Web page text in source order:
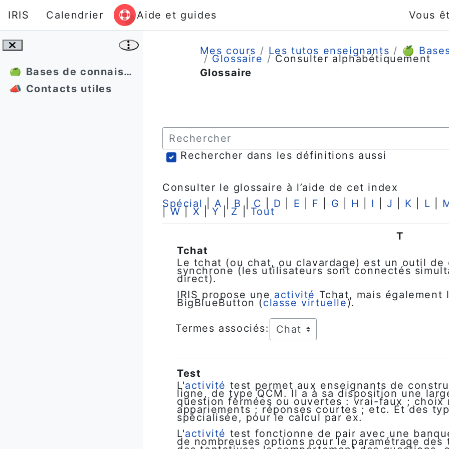
Passer au contenu principal
IRIS
Calendrier Aide et guides Vous
🍏 Bases de connaissances
📣 Contacts utiles
Mes cours Les tutos enseignants 🍏
Glossaire
Consulter alphabétiquement
Glossaire
Rechercher
Rechercher dans les définitions aussi
Consulter le glossaire à l’aide de cet index
Spécial |A | B | C D E F G H I J K L
|W | X |Y | Z | Tout
T
Tchat
Le tchat (ou chat, ou clavardage) est un outil de
synchrone (les utilisateurs sont connectés
direct).
IRIS propose une activité Tchat, mais également
BigBlueButton (classe virtuelle).
Termes associés:
Test
L'activité test permet aux enseignants de
ligne, de type QCM. Il a à sa disposition une
question fermées ou ouvertes : vrai-faux ; choix
appariements ; réponses courtes ; etc. Et des
spécialisée, pour le calcul par ex.
L'activité test fonctionne de pair avec une
de nombreuses options pour le paramétrage